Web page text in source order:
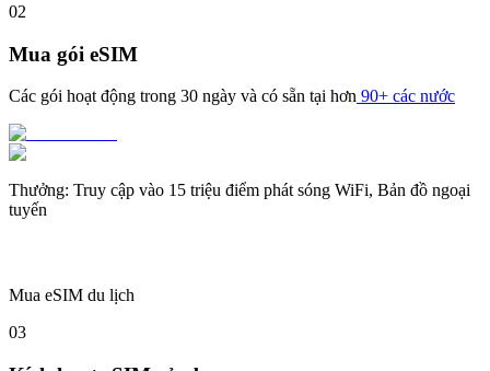
02
Mua gói eSIM
Các gói hoạt động trong 30 ngày và có sẵn tại hơn 90+ các nước
Thưởng: Truy cập vào 15 triệu điểm phát sóng WiFi, Bản đồ ngoại
tuyến
Mua eSIM du lịch
03